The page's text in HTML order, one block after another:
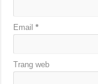
Email*
Trang web